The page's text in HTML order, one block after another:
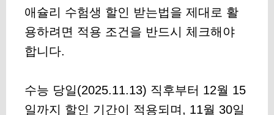
애슐리 수험생 할인 받는법을 제대로 활
용하려면 적용 조건을 반드시 체크해야
합니다.
수능 당일(2025.11.13) 직후부터 12월 15
일까지 할인 기간이 적용되며, 11월 30일